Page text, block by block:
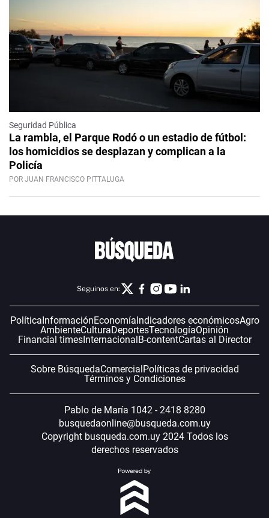
Seguridad Pública
La rambla, el Parque Rodó o un estadio de fútbol:
los homicidios se desplazan y complican a la
Policía
POR JUAN FRANCISCO PITTALUGA
Seguinos en:
PolíticaInformaciónEconomíaIndicadores económicosAgro
AmbienteCulturaDeportesTecnologíaOpinión
Financial timesInternacionalB-contentCartas al Director
Sobre BúsquedaComercialPolíticas de privacidad
Términos y Condiciones
Pablo de María 1042 - 2418 8280
busquedaonline@busqueda.com.uy
Copyright busqueda.com.uy 2024 Todos los
derechos reservados